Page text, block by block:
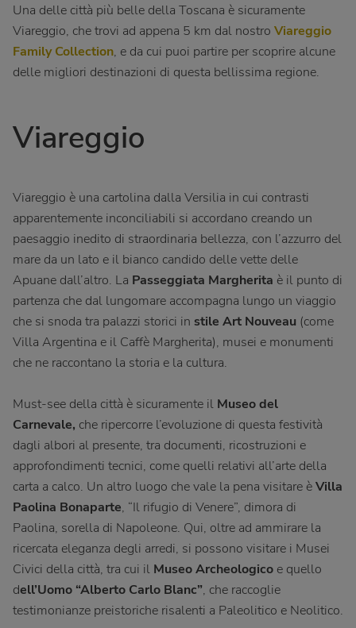
Una delle città più belle della Toscana è sicuramente
Viareggio, che trovi ad appena 5 km dal nostro Viareggio
Family Collection, e da cui puoi partire per scoprire alcune
delle migliori destinazioni di questa bellissima regione.
Viareggio
Viareggio è una cartolina dalla Versilia in cui contrasti
apparentemente inconciliabili si accordano creando un
paesaggio inedito di straordinaria bellezza, con l’azzurro del
mare da un lato e il bianco candido delle vette delle
Apuane dall’altro. La Passeggiata Margherita è il punto di
partenza che dal lungomare accompagna lungo un viaggio
che si snoda tra palazzi storici in stile Art Nouveau (come
Villa Argentina e il Caffè Margherita), musei e monumenti
che ne raccontano la storia e la cultura.
Must-see della città è sicuramente il Museo del
Carnevale, che ripercorre l’evoluzione di questa festività
dagli albori al presente, tra documenti, ricostruzioni e
approfondimenti tecnici, come quelli relativi all’arte della
carta a calco. Un altro luogo che vale la pena visitare èVilla
Paolina Bonaparte, “Il rifugio di Venere”, dimora di
Paolina, sorella di Napoleone. Qui, oltre ad ammirare la
ricercata eleganza degli arredi, si possono visitare i Musei
Civici della città, tra cui il Museo Archeologico e quello
dell’Uomo “Alberto Carlo Blanc”, che raccoglie
testimonianze preistoriche risalenti a Paleolitico e Neolitico.